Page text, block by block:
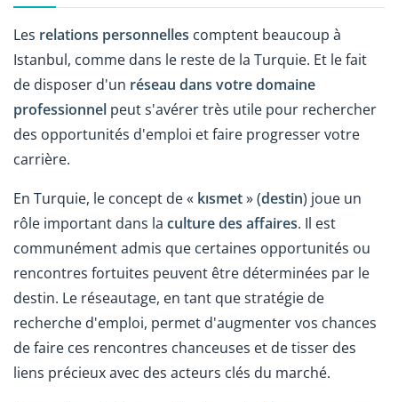
Les relations personnelles comptent beaucoup à
Istanbul, comme dans le reste de la Turquie. Et le fait
de disposer d'un réseau dans votre domaine
professionnel peut s'avérer très utile pour rechercher
des opportunités d'emploi et faire progresser votre
carrière.
En Turquie, le concept de « kısmet» (destin) joue un
rôle important dans la culture des affaires. Il est
communément admis que certaines opportunités ou
rencontres fortuites peuvent être déterminées par le
destin. Le réseautage, en tant que stratégie de
recherche d'emploi, permet d'augmenter vos chances
de faire ces rencontres chanceuses et de tisser des
liens précieux avec des acteurs clés du marché.